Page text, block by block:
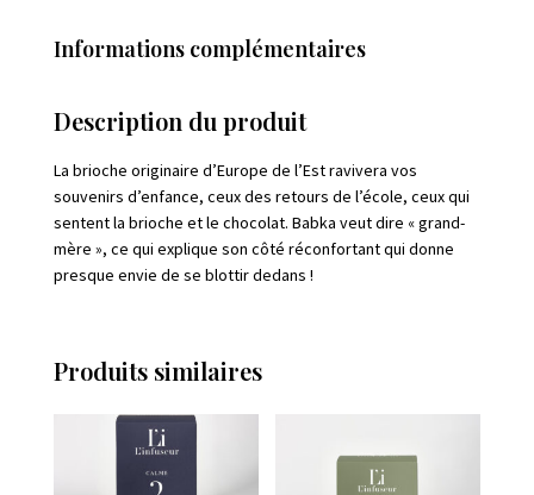
Informations complémentaires
Description du produit
La brioche originaire d’Europe de l’Est ravivera vos
souvenirs d’enfance, ceux des retours de l’école, ceux qui
sentent la brioche et le chocolat. Babka veut dire « grand-
mère », ce qui explique son côté réconfortant qui donne
presque envie de se blottir dedans !
Produits similaires